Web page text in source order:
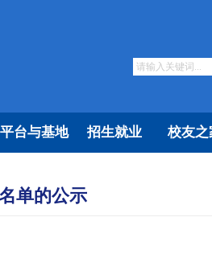
平台与基地 招生就业 校友之
单的公示